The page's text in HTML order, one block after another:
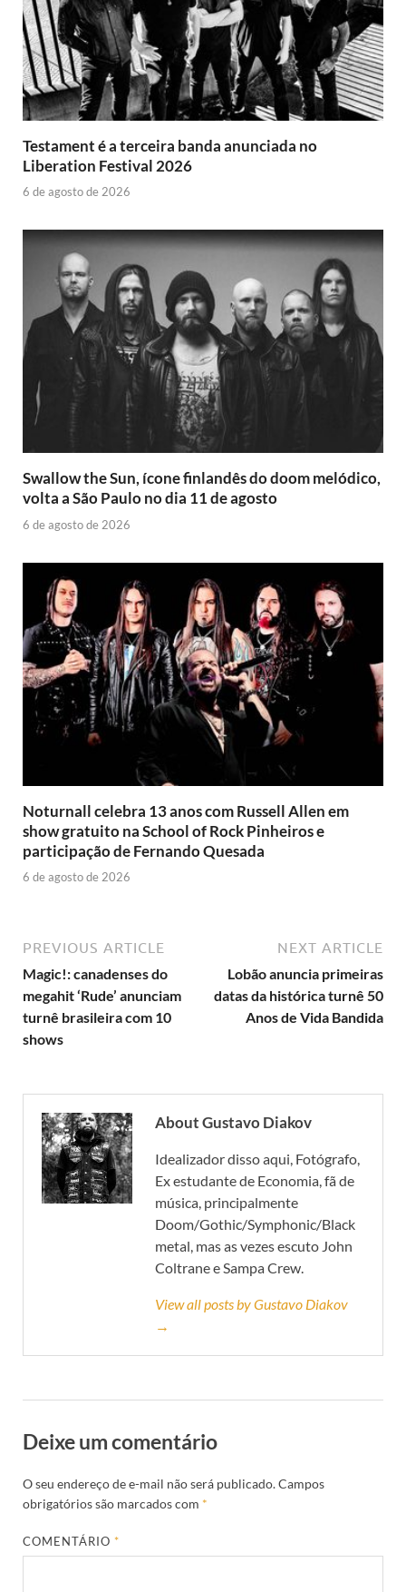
Testament é a terceira banda anunciada no
Liberation Festival 2026
6 de agosto de 2026
Swallow the Sun, ícone finlandês do doom melódico,
volta a São Paulo no dia 11 de agosto
6 de agosto de 2026
Noturnall celebra 13 anos com Russell Allen em
show gratuito na School of Rock Pinheiros e
participação de Fernando Quesada
6 de agosto de 2026
PREVIOUS ARTICLE
Magic!: canadenses do
megahit ‘Rude’ anunciam
turnê brasileira com 10
shows
NEXT ARTICLE
Lobão anuncia primeiras
datas da histórica turnê 50
Anos de Vida Bandida
About Gustavo Diakov
Idealizador disso aqui, Fotógrafo,
Ex estudante de Economia, fã de
música, principalmente
Doom/Gothic/Symphonic/Black
metal, mas as vezes escuto John
Coltrane e Sampa Crew.
View all posts by Gustavo Diakov
→
Deixe um comentário
O seu endereço de e-mail não será publicado.Campos
obrigatórios são marcados com *
COMENTÁRIO*